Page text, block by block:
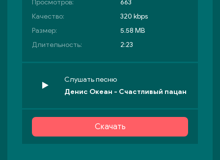
Просмотров:
663
Качество:
320 kbps
Размер:
5.58 MB
Длительность:
2:23
Слушать песню
Денис Океан - Счастливый пацан
Скачать